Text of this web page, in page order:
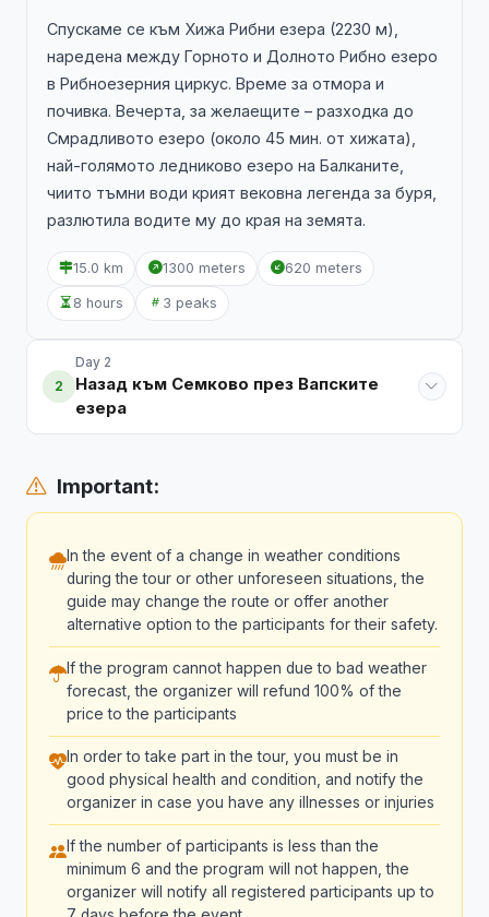
Спускаме се към Хижа Рибни езера (2230 м),
наредена между Горното и Долното Рибно езеро
в Рибноезерния циркус. Време за отмора и
почивка. Вечерта, за желаещите – разходка до
Смрадливото езеро (около 45 мин. от хижата),
най-голямото ледниково езеро на Балканите,
чиито тъмни води крият вековна легенда за буря,
разлютила водите му до края на земята.
15.0 km 1300 meters 620 meters
8 hours 3 peaks
2
Day 2
Назад към Семково през Вапските
езера
Important:
In the event of a change in weather conditions
during the tour or other unforeseen situations, the
guide may change the route or offer another
alternative option to the participants for their safety.
If the program cannot happen due to bad weather
forecast, the organizer will refund 100% of the
price to the participants
In order to take part in the tour, you must be in
good physical health and condition, and notify the
organizer in case you have any illnesses or injuries
If the number of participants is less than the
minimum 6 and the program will not happen, the
organizer will notify all registered participants up to